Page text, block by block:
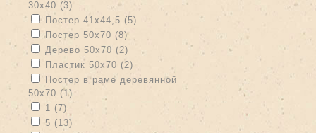
30х40 (3) Apply Постер в раме деревянной 30х40 filter
Apply Постер 41х44,5 filter
Постер 41х44,5 (5) Apply Постер 41х44,5 filter
Apply Постер 50х70 filter
Постер 50х70 (8)Apply Постер 50х70 filter
Apply Дерево 50х70 filter
Дерево 50х70 (2) Apply Дерево 50х70 filter
Apply Пластик 50х70 filter
Пластик 50х70 (2) Apply Пластик 50х70 filter
Apply Постер в раме деревянной 50х70 filter
Постер в раме деревянной
50х70 (1) Apply Постер в раме деревянной 50х70 filter
Apply 1 filter
1 (7) Apply 1 filter
Apply 5 filter
5 (13)